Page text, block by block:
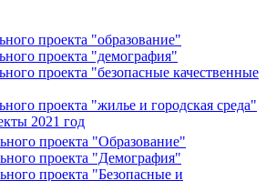
проекта "образование"
проекта "демография"
проекта "безопасные качественные
проекта "жилье и городская среда"
2021 год
проекта "Образование"
проекта "Демография"
проекта "Безопасные и